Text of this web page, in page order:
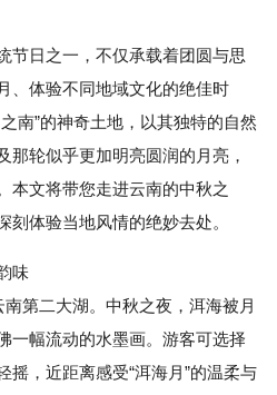
节日之一，不仅承载着团圆与思
、体验不同地域文化的绝佳时
南”的神奇土地，以其独特的自然
那轮似乎更加明亮圆润的月亮，
本文将带您走进云南的中秋之
体验当地风情的绝妙去处。
味
第二大湖。中秋之夜，洱海被月
一幅流动的水墨画。游客可选择
摇，近距离感受“洱海月”的温柔与